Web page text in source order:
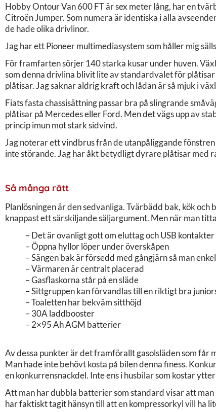
Hobby Ontour Van 600 FT är sex meter lång, har en
Citroën Jumper. Som numera är identiska i alla
de hade olika drivlinor.
Jag har ett Pioneer multimediasystem som håller mig
För framfarten sörjer 140 starka kusar under huven.
som denna drivlina blivit lite av standardvalet för
plåtisar. Jag saknar aldrig kraft och lådan är så mjuk i
Fiats fasta chassisättning passar bra på slingrande
plåtisar på Mercedes eller Ford. Men det vägs upp av
princip imun mot stark sidvind.
Jag noterar ett vindbrus från de utanpåliggande
inte störande. Jag har åkt betydligt dyrare plåtisar med
Så många rätt
Planlösningen är den sedvanliga. Tvärbädd bak, kök
knappast ett särskiljande säljargument. Men när man
– Det är ovanligt gott om eluttag och USB kontakter
– Öppna hyllor löper under överskåpen
– Sängen bak är försedd med gångjärn så man
– Värmaren är centralt placerad
– Gasflaskorna står på en släde
– Sittgruppen kan förvandlas till en riktigt bra
– Toaletten har bekväm sitthöjd
– 30A laddbooster
– 2×95 Ah AGM batterier
Av dessa punkter är det framförallt gasolsläden som får
Man hade inte behövt kosta på bilen denna finess.
en konkurrensnackdel. Inte ens i husbilar som kostar
Att man har dubbla batterier som standard visar att
har faktiskt tagit hänsyn till att en kompressorkyl vill ha